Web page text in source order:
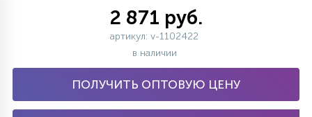
2 871 руб.
артикул: v-1102422
в наличии
ПОЛУЧИТЬ ОПТОВУЮ ЦЕНУ